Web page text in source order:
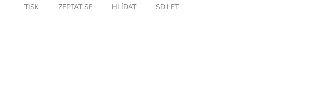
TISK ZEPTAT SE HLÍDAT SDÍLET